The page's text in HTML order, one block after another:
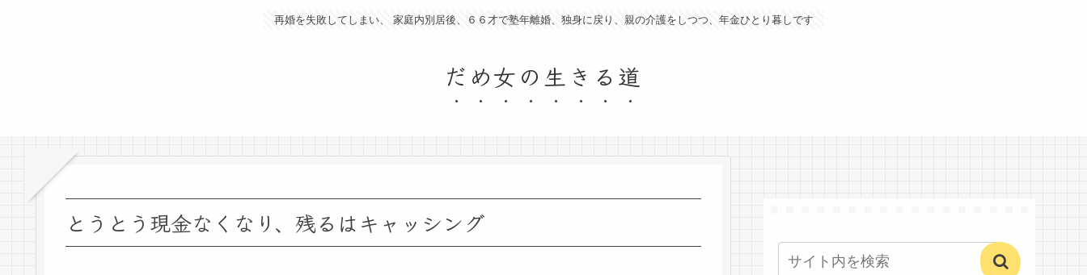
再婚を失敗してしまい、 家庭内別居後、６６才で塾年離婚、独身に戻り、親の介護をしつつ、年金ひとり暮しです
だめ女の生きる道
とうとう現金なくなり、残るはキャッシング